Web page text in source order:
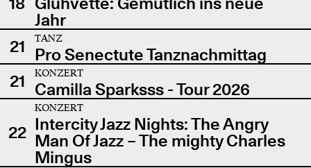
Jahr
21
TANZ
Pro Senectute Tanznachmittag
21
KONZERT
Camilla Sparksss - Tour 2026
22
KONZERT
Intercity Jazz Nights: The Angry
Man Of Jazz – The mighty Charles
Mingus